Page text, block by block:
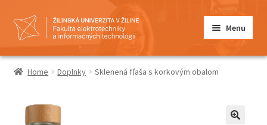
Preskočiť
na
Preskočiť
na
Menu
Domovská stránka
Kontakt
Home Doplnky Sklenená fľaša s korkovým obalom